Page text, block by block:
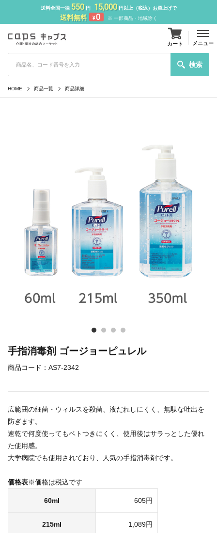
送料全国一律 550円 15,000円以上（税込）お買上げで
送料無料 ¥0 ※ 一部商品・地域除く
検索
カート メニュー
HOME 商品一覧 商品詳細
手指消毒剤 ゴージョーピュレル
商品コード： AS7-2342
広範囲の細菌・ウィルスを殺菌、液だれしにくく、無駄な吐出を
防ぎます。
速乾で何度使ってもベトつきにくく、使用後はサラっとした優れ
た使用感。
大学病院でも使用されており、人気の手指消毒剤です。
価格表※価格は税込です
60ml 605円
215ml 1,089円